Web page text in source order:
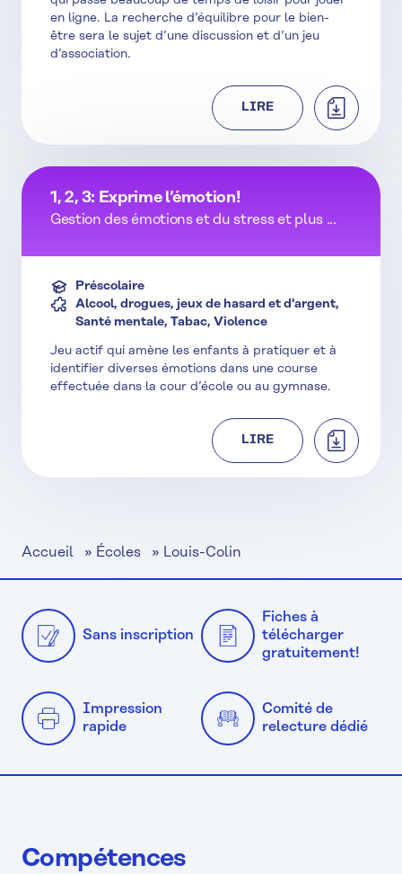
en ligne. La recherche d’équilibre pour le bien-
être sera le sujet d’une discussion et d’un jeu
d’association.
LIRE
1, 2, 3: Exprime l’émotion!
Gestion des émotions et du stress et plus ...
Préscolaire
Alcool, drogues, jeux de hasard et d'argent,
Santé mentale, Tabac, Violence
Jeu actif qui amène les enfants à pratiquer et à
identifier diverses émotions dans une course
effectuée dans la cour d’école ou au gymnase.
LIRE
Accueil » Écoles » Louis-Colin
Sans inscription
Fiches à
télécharger
gratuitement!
Impression
rapide
Comité de
relecture dédié
Compétences